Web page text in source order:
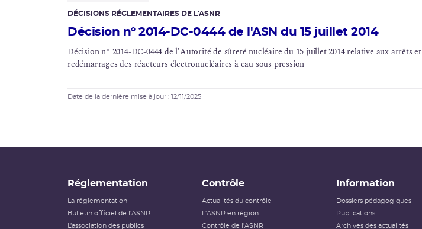
DÉCISIONS RÉGLEMENTAIRES DE L'ASNR
Décision n° 2014-DC-0444 de l'ASN du 15 juillet 2014
Décision n° 2014-DC-0444 de l'Autorité de sûreté nucléaire du 15 juillet 2014 relative aux arrêts et
redémarrages des réacteurs électronucléaires à eau sous pression
Date de la dernière mise à jour : 12/11/2025
Réglementation
La réglementation
Bulletin officiel de l'ASNR
L’association des publics
Contrôle
Actualités du contrôle
L'ASNR en région
Contrôle de l'ASNR
Information
Dossiers pédagogiques
Publications
Archives des actualités